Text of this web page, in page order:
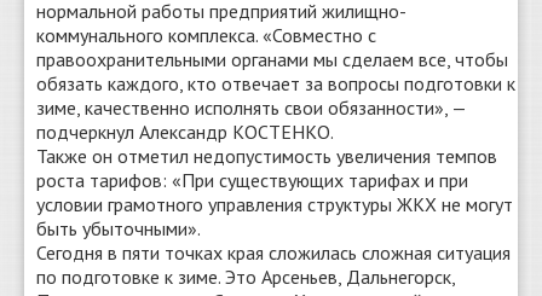
нормальной работы предприятий жилищно-
коммунального комплекса. «Совместно с
правоохранительными органами мы сделаем все, чтобы
обязать каждого, кто отвечает за вопросы подготовки к
зиме, качественно исполнять свои обязанности», —
подчеркнул Александр КОСТЕНКО.
Также он отметил недопустимость увеличения темпов
роста тарифов: «При существующих тарифах и при
условии грамотного управления структуры ЖКХ не могут
быть убыточными».
Сегодня в пяти точках края сложилась сложная ситуация
по подготовке к зиме. Это Арсеньев, Дальнегорск,